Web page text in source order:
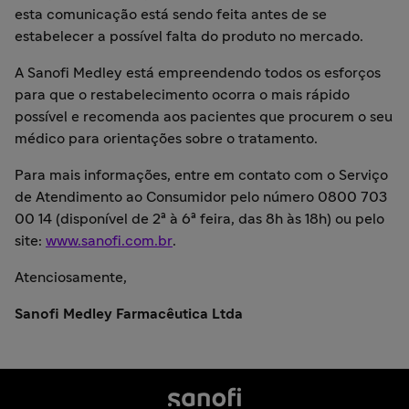
esta comunicação está sendo feita antes de se
estabelecer a possível falta do produto no mercado.
A Sanofi Medley está empreendendo todos os esforços
para que o restabelecimento ocorra o mais rápido
possível e recomenda aos pacientes que procurem o seu
médico para orientações sobre o tratamento.
Para mais informações, entre em contato com o Serviço
de Atendimento ao Consumidor pelo número 0800 703
00 14 (disponível de 2ª à 6ª feira, das 8h às 18h) ou pelo
site: www.sanofi.com.br.
Atenciosamente,
Sanofi Medley Farmacêutica Ltda